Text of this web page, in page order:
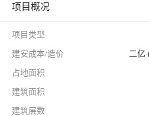
项目概况
项目类型
建安成本/造价 二亿
占地面积
建筑面积
建筑层数